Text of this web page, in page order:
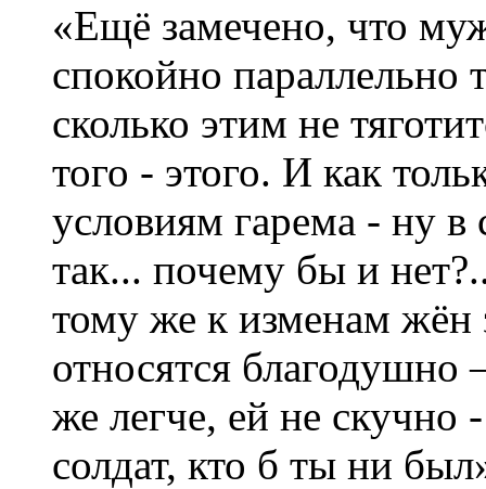
«Ещё замечено, что
спокойно параллельно
сколько этим не
того - этого. И как
условиям гарема - ну
так... почему бы и
тому же к изменам
относятся благодушно
же легче, ей не скучно
солдат, кто б ты ни